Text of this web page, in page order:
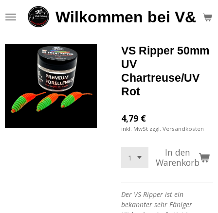
Hauptinhalt
Wilkommen bei V&S
VS Ripper 50mm
UV
Chartreuse/UV
Rot
4,79 €
inkl. MwSt zzgl. Versandkosten
In den
Warenkorb
Der VS Ripper ist ein
bekannter sehr Fäniger